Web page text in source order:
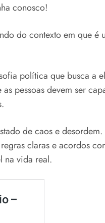
conosco!
do contexto em que
política que busca a
pessoas devem ser
de caos e
claras e acordos
na vida real.